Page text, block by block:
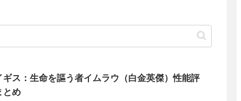
ギス：生命を謳う者イムラウ（白金英傑）性能評
とめ